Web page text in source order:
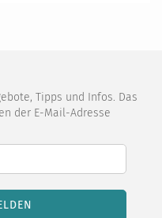
Tipps und Infos. Das
der E-Mail-Adresse